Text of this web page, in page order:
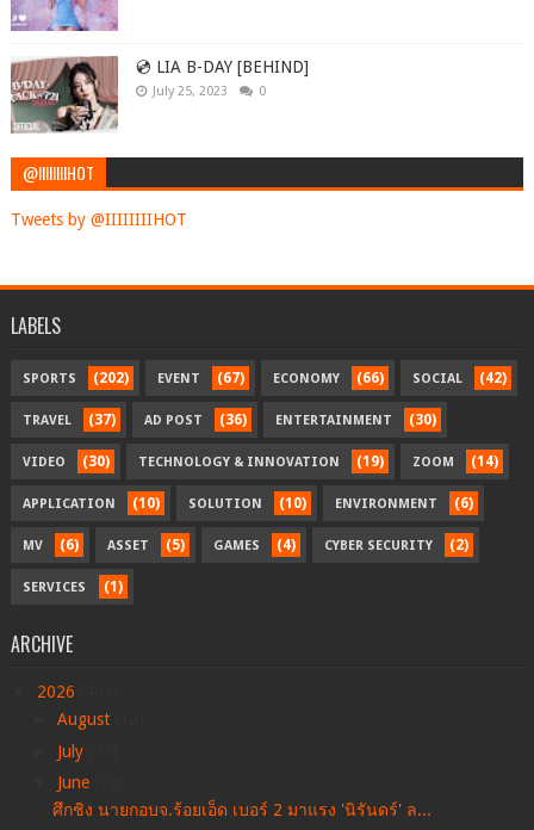
💿 LIA B-DAY [BEHIND]
July 25, 2023 0
@IIIIIIIIHOT
Tweets by @IIIIIIIIHOT
LABELS
SPORTS (202) EVENT (67) ECONOMY (66) SOCIAL (42)
TRAVEL (37) AD POST (36) ENTERTAINMENT (30)
VIDEO (30) TECHNOLOGY & INNOVATION (19) ZOOM (14)
APPLICATION (10) SOLUTION (10) ENVIRONMENT (6)
MV (6) ASSET (5) GAMES (4) CYBER SECURITY (2)
SERVICES (1)
ARCHIVE
2026
August
July
June
ศึกชิง นายกอบจ.ร้อยเอ็ด เบอร์ 2 มาแรง 'นิรันดร์' ล...